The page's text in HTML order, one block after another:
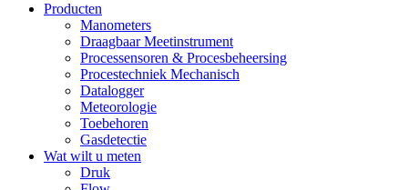
Producten
Manometers
Draagbaar Meetinstrument
Processensoren & Procesbeheersing
Procestechniek Mechanisch
Datalogger
Meteorologie
Toebehoren
Gasdetectie
Wat wilt u meten
Druk